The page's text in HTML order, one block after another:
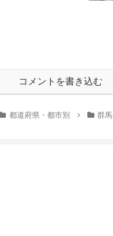
コメントを書き込む
都道府県・都市別 群馬